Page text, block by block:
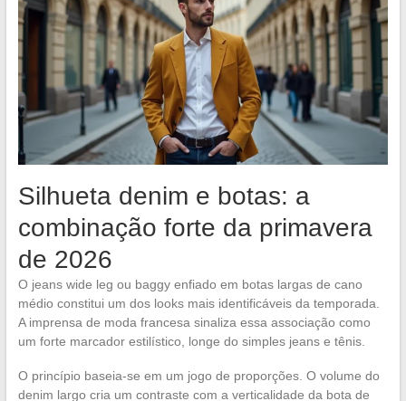
Silhueta denim e botas: a
combinação forte da primavera
de 2026
O jeans wide leg ou baggy enfiado em botas largas de cano
médio constitui um dos looks mais identificáveis da temporada.
A imprensa de moda francesa sinaliza essa associação como
um forte marcador estilístico, longe do simples jeans e tênis.
O princípio baseia-se em um jogo de proporções. O volume do
denim largo cria um contraste com a verticalidade da bota de